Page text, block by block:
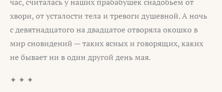
хвори, от усталости тела и тревоги душевной. А ночь
с девятнадцатого на двадцатое отворяла окошко в
мир сновидений — таких ясных и говорящих, каких
не бывает ни в один другой день мая.
✦ ✦ ✦